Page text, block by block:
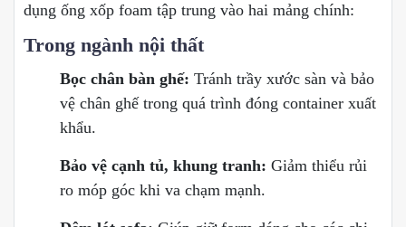
dụng ống xốp foam tập trung vào hai mảng chính:
Trong ngành nội thất
Bọc chân bàn ghế: Tránh trầy xước sàn và bảo
vệ chân ghế trong quá trình đóng container xuất
khẩu.
Bảo vệ cạnh tủ, khung tranh: Giảm thiểu rủi
ro móp góc khi va chạm mạnh.